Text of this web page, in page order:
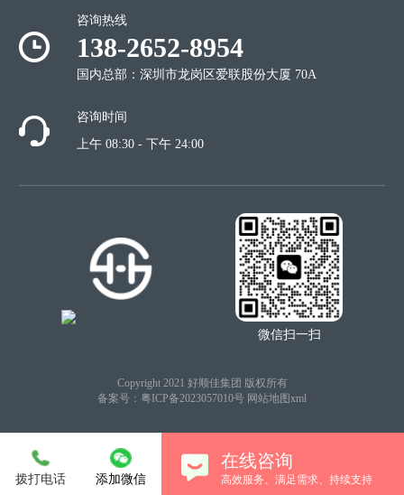
咨询热线
138-2652-8954
国内总部：深圳市龙岗区爱联股份大厦 70A
咨询时间
上午 08:30 - 下午 24:00
微信扫一扫
Copyright 2021 好顺佳集团 版权所有
备案号： 粤ICP备2023057010号 网站地图xml
拨打电话 添加微信
在线咨询
高效服务、满足需求、持续支持